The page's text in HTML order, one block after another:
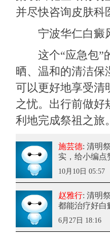
并尽快咨询皮肤科
宁波华仁白癜
这个“应急包”的
晒、温和的清洁保
可以更好地享受清
之忧。出行前做好
利地完成祭祖之旅。
施芸德: 清明
实，给小编点
10月10日 05:57
赵雅行: 清明
都能治疗好白
6月27日 18:16